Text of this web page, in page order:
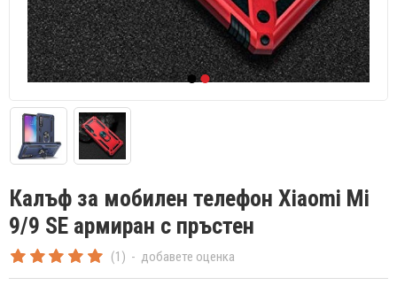
Калъф за мобилен телефон Xiaomi Mi
9/9 SE армиран с пръстен
(1) - добавете оценка